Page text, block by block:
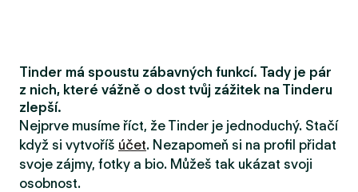
Tinder má spoustu zábavných funkcí. Tady je pár
z nich, které vážně o dost tvůj zážitek na Tinderu
zlepší.
Nejprve musíme říct, že Tinder je jednoduchý. Stačí
když si vytvoříš účet. Nezapomeň si na profil přidat
svoje zájmy, fotky a bio. Můžeš tak ukázat svoji
osobnost.